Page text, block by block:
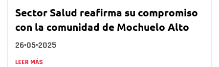
Sector Salud reafirma su compromiso
con la comunidad de Mochuelo Alto
26•05•2025
LEER MÁS